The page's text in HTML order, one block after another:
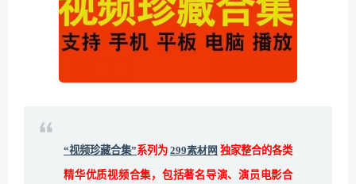
“视频珍藏合集”系列为 299素材网 独家整合的各类
精华优质视频合集，包括著名导演、演员电影合